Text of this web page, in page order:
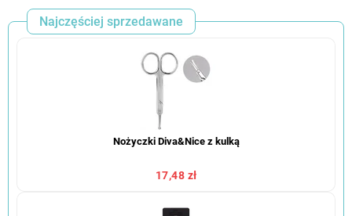
Najczęściej sprzedawane
Nożyczki Diva&Nice z kulką
17,48 zł